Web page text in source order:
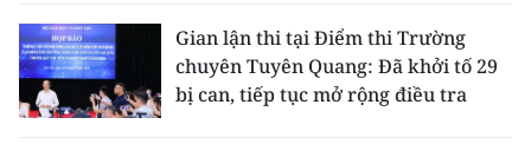
Gian lận thi tại Điểm thi Trường
chuyên Tuyên Quang: Đã khởi tố 29
bị can, tiếp tục mở rộng điều tra